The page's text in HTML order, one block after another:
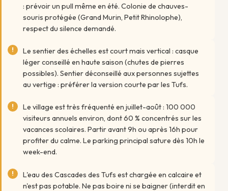
: prévoir un pull même en été. Colonie de chauves-
souris protégée (Grand Murin, Petit Rhinolophe),
respect du silence demandé.
Le sentier des échelles est court mais vertical : casque
léger conseillé en haute saison (chutes de pierres
possibles). Sentier déconseillé aux personnes sujettes
au vertige : préférer la version courte par les Tufs.
Le village est très fréquenté en juillet-août : 100 000
visiteurs annuels environ, dont 60 % concentrés sur les
vacances scolaires. Partir avant 9h ou après 16h pour
profiter du calme. Le parking principal sature dès 10h le
week-end.
L'eau des Cascades des Tufs est chargée en calcaire et
n'est pas potable. Ne pas boire ni se baigner (interdit en